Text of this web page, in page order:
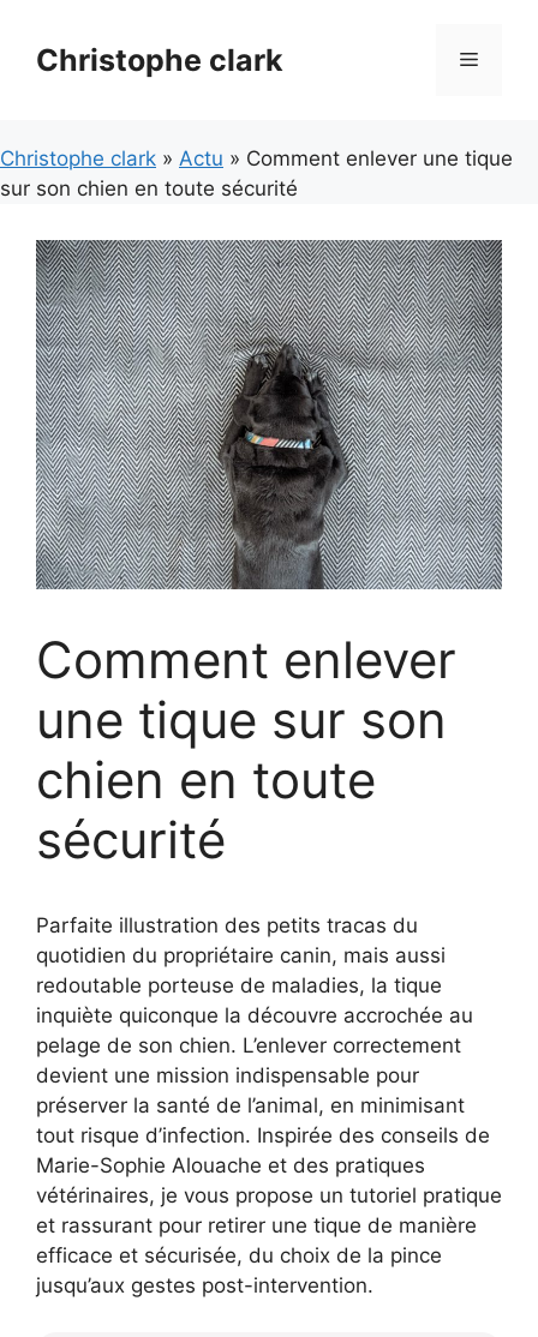
contenuChristophe clark Menu
Christophe clark » Actu » Comment enlever une tique
sur son chien en toute sécurité
Comment enlever
une tique sur son
chien en toute
sécurité
Parfaite illustration des petits tracas du
quotidien du propriétaire canin, mais aussi
redoutable porteuse de maladies, la tique
inquiète quiconque la découvre accrochée au
pelage de son chien. L’enlever correctement
devient une mission indispensable pour
préserver la santé de l’animal, en minimisant
tout risque d’infection. Inspirée des conseils de
Marie-Sophie Alouache et des pratiques
vétérinaires, je vous propose un tutoriel pratique
et rassurant pour retirer une tique de manière
efficace et sécurisée, du choix de la pince
jusqu’aux gestes post-intervention.